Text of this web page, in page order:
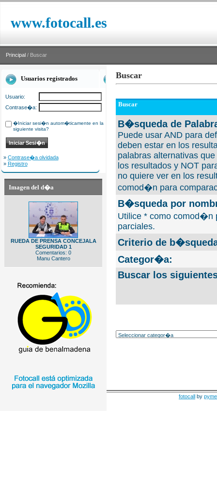
www.fotocall.es
Principal / Buscar
Usuarios registrados
Usuario:
Contrase�a:
�Iniciar sesi�n autom�ticamente en la
siguiente visita?
» Contrase�a olvidada
» Registro
Imagen del d�a
RUEDA DE PRENSA CONCEJALA
SEGURIDAD 1
Comentarios: 0
Manu Cantero
Buscar
Buscar
B�squeda de
Puede usar AND para
deben estar en los
palabras alternativas
los resultados y NOT
no quiere ver en los
comod�n para
B�squeda por
Utilice * como comod�n
parciales.
Criterio de
Categor�a:
Buscar los
fotocall by